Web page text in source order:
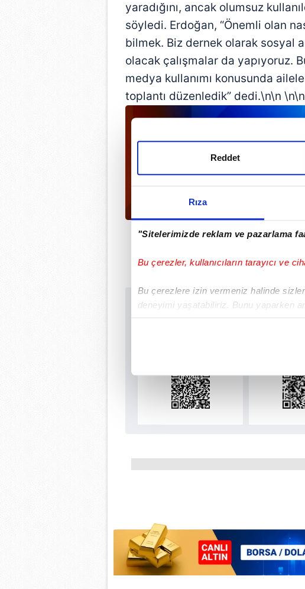
Rıza
"Sitelerimizde reklam ve pazarlama
Bu çerezler, kullanıcıların tarayıcı ve
Bu çerezlere izin vermeniz halinde
deneyimi yaşatabiliriz. Bunu yaparken
içerikleri sunabilmek adına elimizden
Her halükârda, kullanıcılar, bu
Sizlere daha iyi bir hizmet sunabilmek
çerezler vasıtasıyla çeşitli kişisel
Çerezlere ilişkin tercihlerinizi aşağıda
Reddet
yaradığını, ancak olumsuz
söyledi. Erdoğan, “Önemli olan
bilmek. Biz dernek olarak sosyal
olacak çalışmalar da yapıyoruz.
medya kullanımı konusunda
toplantı düzenledik” dedi.\n\n \n\n
Sabah.com.tr
Uygulamalara Özel